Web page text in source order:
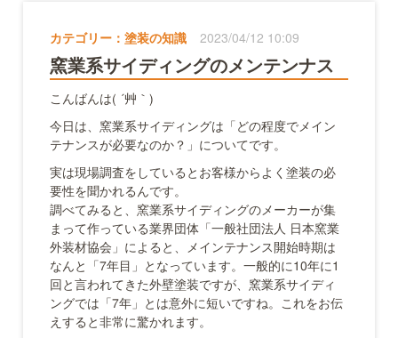
カテゴリー：塗装の知識 2023/04/12 10:09
窯業系サイディングのメンテンナス
こんばんは( ´艸｀)
今日は、窯業系サイディングは「どの程度でメイン
テナンスが必要なのか？」についてです。
実は現場調査をしているとお客様からよく塗装の必
要性を聞かれるんです。
調べてみると、窯業系サイディングのメーカーが集
まって作っている業界団体「一般社団法人 日本窯業
外装材協会」によると、メインテナンス開始時期は
なんと「7年目」となっています。一般的に10年に1
回と言われてきた外壁塗装ですが、窯業系サイディ
ングでは「7年」とは意外に短いですね。これをお伝
えすると非常に驚かれます。